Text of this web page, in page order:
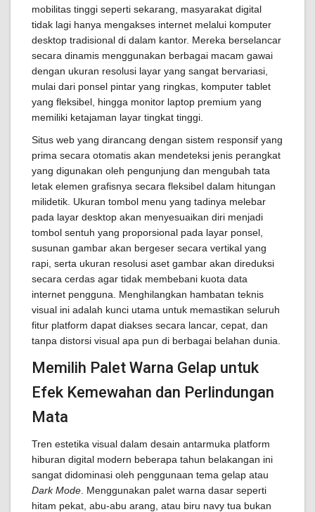
mobilitas tinggi seperti sekarang, masyarakat digital
tidak lagi hanya mengakses internet melalui komputer
desktop tradisional di dalam kantor. Mereka berselancar
secara dinamis menggunakan berbagai macam gawai
dengan ukuran resolusi layar yang sangat bervariasi,
mulai dari ponsel pintar yang ringkas, komputer tablet
yang fleksibel, hingga monitor laptop premium yang
memiliki ketajaman layar tingkat tinggi.
Situs web yang dirancang dengan sistem responsif yang
prima secara otomatis akan mendeteksi jenis perangkat
yang digunakan oleh pengunjung dan mengubah tata
letak elemen grafisnya secara fleksibel dalam hitungan
milidetik. Ukuran tombol menu yang tadinya melebar
pada layar desktop akan menyesuaikan diri menjadi
tombol sentuh yang proporsional pada layar ponsel,
susunan gambar akan bergeser secara vertikal yang
rapi, serta ukuran resolusi aset gambar akan direduksi
secara cerdas agar tidak membebani kuota data
internet pengguna. Menghilangkan hambatan teknis
visual ini adalah kunci utama untuk memastikan seluruh
fitur platform dapat diakses secara lancar, cepat, dan
tanpa distorsi visual apa pun di berbagai belahan dunia.
Memilih Palet Warna Gelap untuk
Efek Kemewahan dan Perlindungan
Mata
Tren estetika visual dalam desain antarmuka platform
hiburan digital modern beberapa tahun belakangan ini
sangat didominasi oleh penggunaan tema gelap atau
Dark Mode . Menggunakan palet warna dasar seperti
hitam pekat, abu-abu arang, atau biru navy tua bukan